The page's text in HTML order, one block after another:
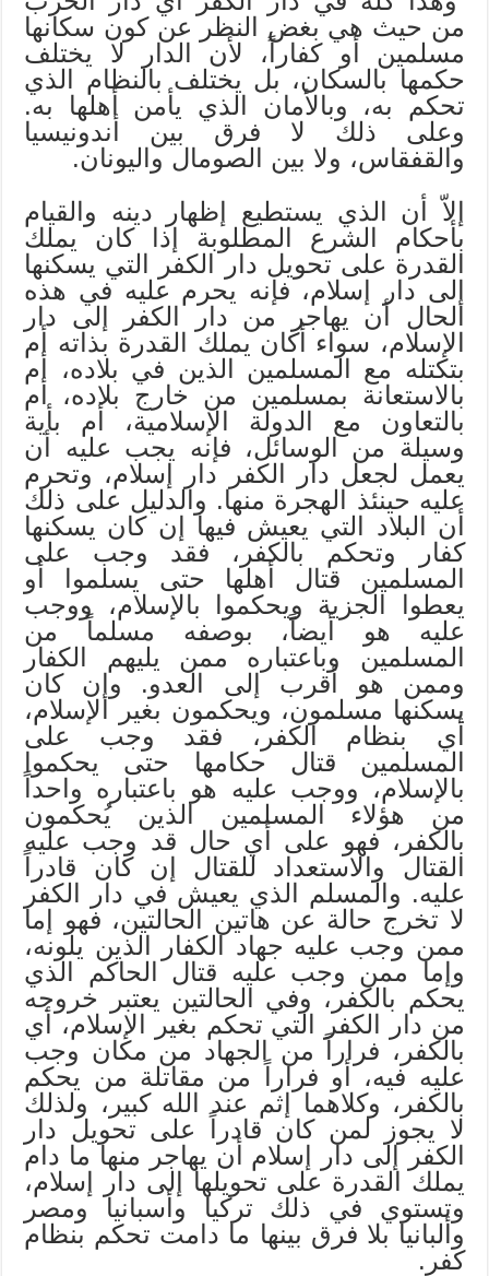
من حيث هي بغض النظر عن كون سكانها
مسلمين أو كفاراً، لأن الدار لا يختلف
حكمها بالسكان، بل يختلف بالنظام الذي
تحكم به، وبالأمان الذي يأمن أهلها به.
وعلى ذلك لا فرق بين أندونيسيا
والقفقاس، ولا بين الصومال واليونان.
إلاّ أن الذي يستطيع إظهار دينه والقيام
بأحكام الشرع المطلوبة إذا كان يملك
القدرة على تحويل دار الكفر التي يسكنها
إلى دار إسلام، فإنه يحرم عليه في هذه
الحال أن يهاجر من دار الكفر إلى دار
الإسلام، سواء أكان يملك القدرة بذاته أم
بتكتله مع المسلمين الذين في بلاده، أم
بالاستعانة بمسلمين من خارج بلاده، أم
بالتعاون مع الدولة الإسلامية، أم بأية
وسيلة من الوسائل، فإنه يجب عليه أن
يعمل لجعل دار الكفر دار إسلام، وتحرم
عليه حينئذ الهجرة منها. والدليل على ذلك
أن البلاد التي يعيش فيها إن كان يسكنها
كفار وتحكم بالكفر، فقد وجب على
المسلمين قتال أهلها حتى يسلموا أو
يعطوا الجزية ويحكموا بالإسلام، ووجب
عليه هو أيضاً، بوصفه مسلماً من
المسلمين وباعتباره ممن يليهم الكفار
وممن هو أقرب إلى العدو. وإن كان
يسكنها مسلمون، ويحكمون بغير الإسلام،
أي بنظام الكفر، فقد وجب على
المسلمين قتال حكامها حتى يحكموا
بالإسلام، ووجب عليه هو باعتباره واحداً
من هؤلاء المسلمين الذين يُحكمون
بالكفر، فهو على أي حال قد وجب عليه
القتال والاستعداد للقتال إن كان قادراً
عليه. والمسلم الذي يعيش في دار الكفر
لا تخرج حالة عن هاتين الحالتين، فهو إما
ممن وجب عليه جهاد الكفار الذين يلونه،
وإما ممن وجب عليه قتال الحاكم الذي
يحكم بالكفر، وفي الحالتين يعتبر خروجه
من دار الكفر التي تحكم بغير الإسلام، أي
بالكفر، فراراً من الجهاد من مكان وجب
عليه فيه، أو فراراً من مقاتلة من يحكم
بالكفر، وكلاهما إثم عند الله كبير، ولذلك
لا يجوز لمن كان قادراً على تحويل دار
الكفر إلى دار إسلام أن يهاجر منها ما دام
يملك القدرة على تحويلها إلى دار إسلام،
وتستوي في ذلك تركيا وأسبانيا ومصر
وألبانيا بلا فرق بينها ما دامت تحكم بنظام
كفر.